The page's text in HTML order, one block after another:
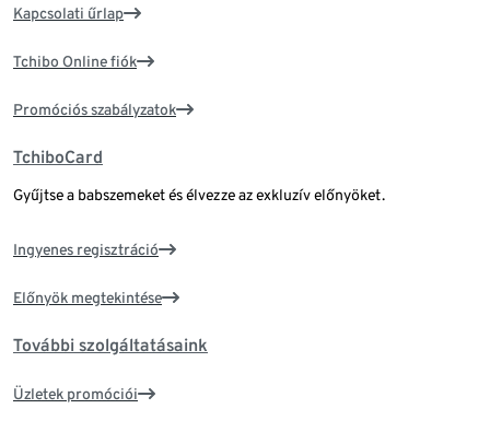
Kapcsolati űrlap
Tchibo Online fiók
Promóciós szabályzatok
TchiboCard
Gyűjtse a babszemeket és élvezze az exkluzív előnyöket.
Ingyenes regisztráció
Előnyök megtekintése
További szolgáltatásaink
Üzletek promóciói